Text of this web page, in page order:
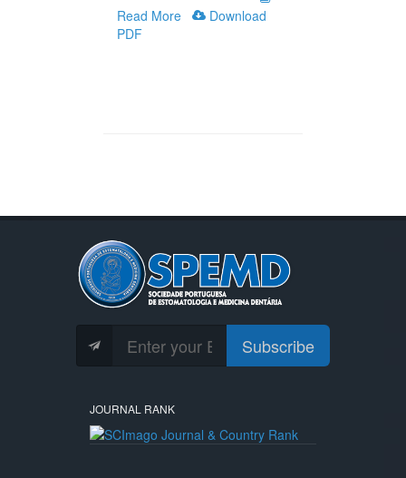
Read More
Download
PDF
Subscribe
JOURNAL RANK